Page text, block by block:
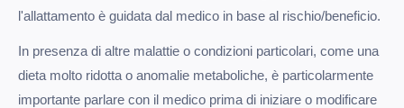
l'allattamento è guidata dal medico in base al rischio/beneficio.
In presenza di altre malattie o condizioni particolari, come una
dieta molto ridotta o anomalie metaboliche, è particolarmente
importante parlare con il medico prima di iniziare o modificare